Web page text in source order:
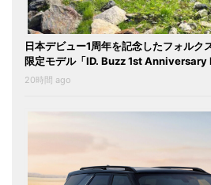
日本デビュー1周年を記念したフォル
限定モデル「ID. Buzz 1st
20時間 ago